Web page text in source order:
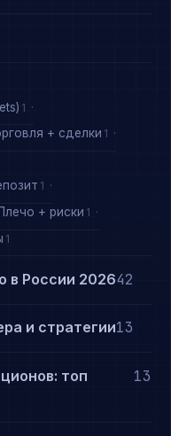
1
+ сделки 1
1
Плечо + риски 1
1
в России 202642
и стратегии13
топ
13